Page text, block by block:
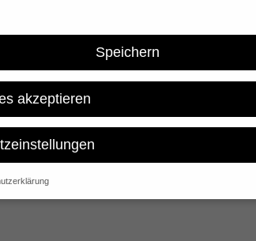
Mediatheks-
führt die Hitliste der ZDF-Mediathek 2015 an
vollen Gange. Vier neue Folgen werden im
Speichern
akzeptieren